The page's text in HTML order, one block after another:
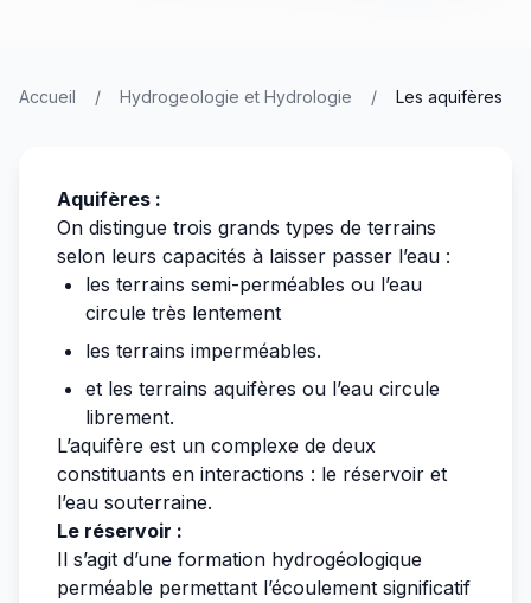
Accueil / Hydrogeologie et Hydrologie / Les aquifères
Aquifères :
On distingue trois grands types de terrains
selon leurs capacités à laisser passer l’eau :
les terrains semi-perméables ou l’eau
circule très lentement
les terrains imperméables.
et les terrains aquifères ou l’eau circule
librement.
L’aquifère est un complexe de deux
constituants en interactions : le réservoir et
l’eau souterraine.
Le réservoir :
Il s’agit d’une formation hydrogéologique
perméable permettant l’écoulement significatif